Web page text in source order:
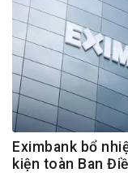
Eximbank bổ
kiện toàn Ban